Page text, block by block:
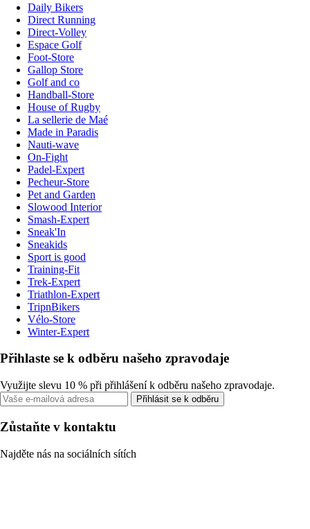
Daily Bikers
Direct Running
Direct-Volley
Espace Golf
Foot-Store
Gallop Store
Golf and co
Handball-Store
House of Rugby
La sellerie de Maé
Made in Paradis
Nauti-wave
On-Fight
Padel-Expert
Pecheur-Store
Pet and Garden
Slowood Interior
Smash-Expert
Sneak'In
Sneakids
Sport is good
Training-Fit
Trek-Expert
Triathlon-Expert
TripnBikers
Vélo-Store
Winter-Expert
Přihlaste se k odběru našeho zpravodaje
Využijte slevu 10 % při přihlášení k odběru našeho zpravodaje.
Přihlásit se k odběru
Zůstaňte v kontaktu
Najděte nás na sociálních sítích